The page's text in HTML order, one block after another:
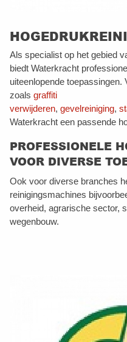
Als specialist op het gebied
biedt Waterkracht
uiteenlopende toepassingen.
zoals graffiti
verwijderen, gevelreiniging,
Waterkracht een passende
PROFESSIONELE
VOOR DIVERSE
Ook voor diverse branches
reinigingsmachines
overheid, agrarische sector,
wegenbouw.